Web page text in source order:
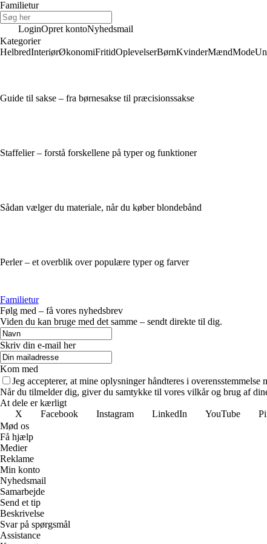
Familietur
LoginOpret kontoNyhedsmail
Kategorier
HelbredInteriørØkonomiFritidOplevelserBørnKvinderMændMode
Guide til sakse – fra børnesakse til præcisionssakse
Staffelier – forstå forskellene på typer og funktioner
Sådan vælger du materiale, når du køber blondebånd
Perler – et overblik over populære typer og farver
Familietur
Følg med – få vores nyhedsbrev
Viden du kan bruge med det samme – sendt direkte til dig.
Skriv din e-mail her
Kom med
Jeg accepterer, at mine oplysninger håndteres i overensstemmelse
Når du tilmelder dig, giver du samtykke til vores vilkår og brug af
At dele er kærligt
X
Facebook Instagram LinkedIn YouTube
Mød os
Få hjælp
Medier
Reklame
Min konto
Nyhedsmail
Samarbejde
Send et tip
Beskrivelse
Svar på spørgsmål
Assistance